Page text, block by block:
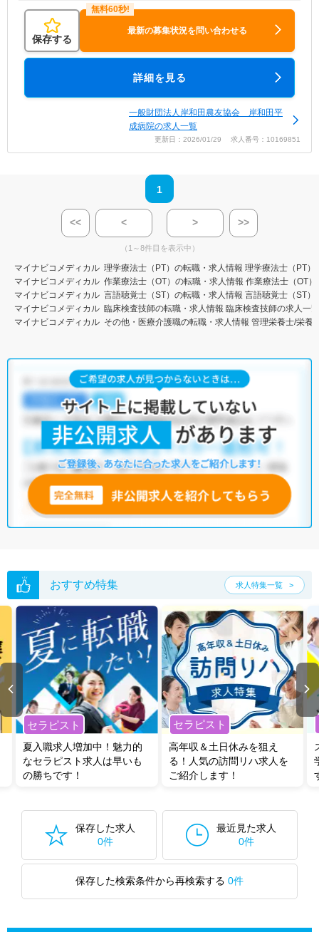
保存する
最新の募集状況を問い合わせる
詳細を見る
一般財団法人岸和田農友協会 岸和田平
成病院の求人一覧
更新日：2026/01/29 求人番号：10169851
1
<< < > >>
（1～8件目を表示中）
マイナビコメディカル 理学療法士（PT）の転職・求人情報 理学療法士（PT）
マイナビコメディカル 作業療法士（OT）の転職・求人情報 作業療法士（OT
マイナビコメディカル 言語聴覚士（ST）の転職・求人情報 言語聴覚士（ST）
マイナビコメディカル 臨床検査技師の転職・求人情報 臨床検査技師の求人一覧
マイナビコメディカル その他・医療介護職の転職・求人情報 管理栄養士/栄養
おすすめ特集 求人特集一覧
セラピスト
夏入職求人増加中！魅力的
なセラピスト求人は早いも
の勝ちです！
セラピスト
高年収＆土日休みを狙え
る！人気の訪問リハ求人を
ご紹介します！
保存した求人
0件
最近見た求人
0件
保存した検索条件から再検索する 0件